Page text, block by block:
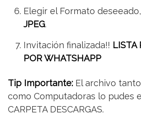
Elegir el Formato
JPEG.
Invitación finalizada!! LISTA
POR WHATSHAPP
Tip Importante: El archivo
como Computadoras lo pudes
CARPETA DESCARGAS.